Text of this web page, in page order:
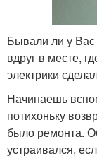
Бывали ли у Вас
вдруг в месте,
электрики
Начинаешь
потихоньку
было ремонта.
устраивался,